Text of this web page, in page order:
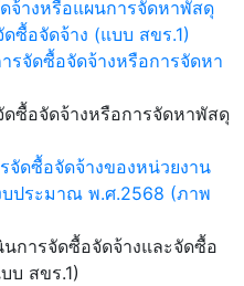
จ้างหรือแผนการจัดหาพัสดุ
ซื้อจัดจ้าง (แบบ สขร.1)
รจัดซื้อจัดจ้างหรือการจัดหา
ดซื้อจัดจ้างหรือการจัดหาพัสดุ
จัดซื้อจัดจ้างของหน่วยงาน
บประมาณ พ.ศ.2568 (ภาพ
นการจัดซื้อจัดจ้างและจัดซื้อ
บ สขร.1)